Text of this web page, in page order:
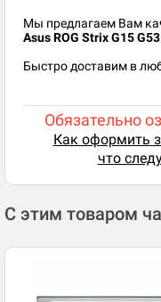
Мы предлагаем Вам
Asus ROG Strix G15
Быстро доставим в
Обязательно
Как оформить
что
С этим товаром